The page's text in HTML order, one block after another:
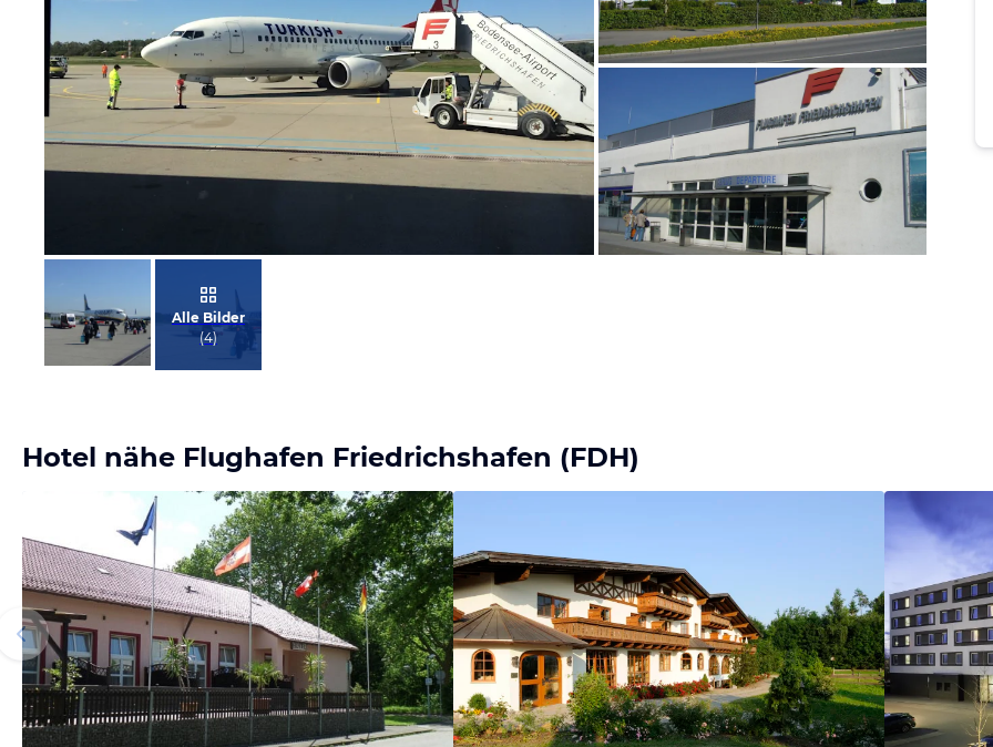
Bild melden
von Ines
von Alice
Alle Bilder
(4)
Hotel nähe Flughafen Friedrichshafen (FDH)